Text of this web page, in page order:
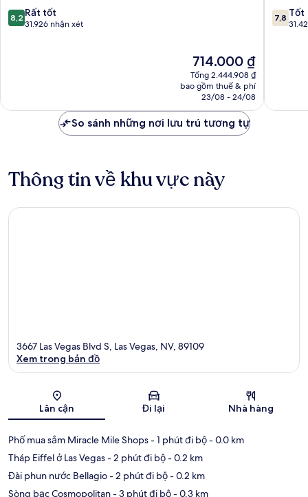
Casino
Dải
8.2
trên
8,2 Rất tốt
31.926 nhận xét
Giá
hiện
tại
714.000 ₫
714.000 ₫
Tổng 2.444.908 ₫
bao gồm thuế & phí
23/08 - 24/08
Casino
Dải
7.8
trên
7,8 Tốt
So sánh những nơi lưu trú tương tự
Thông tin về khu vực này
Bản đồ
3667 Las Vegas Blvd S, Las Vegas, NV, 89109
Xem trong bản đồ
Lân cận Đi lại Nhà hàng
Phố mua sắm Miracle Mile Shops- 1 phút đi bộ- 0.0 km
Tháp Eiffel ở Las Vegas- 2 phút đi bộ- 0.2 km
Đài phun nước Bellagio- 2 phút đi bộ- 0.2 km
Sòng bạc Cosmopolitan- 3 phút đi bộ- 0.3 km